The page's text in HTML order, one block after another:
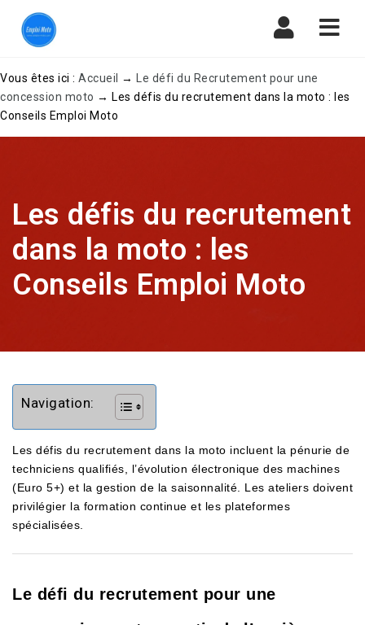
Vous êtes ici : Accueil →
Le défi du Recrutement pour une
concession moto → Les défis du recrutement dans la moto : les
Conseils Emploi Moto
Les défis du recrutement
dans la moto : les
Conseils Emploi Moto
Navigation:
Les défis du recrutement dans la moto incluent la pénurie de
techniciens qualifiés, l’évolution électronique des machines
(Euro 5+) et la gestion de la saisonnalité. Les ateliers doivent
privilégier la formation continue et les plateformes
spécialisées.
Le défi du recrutement pour une